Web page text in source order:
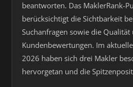
beantworten. Das MaklerRank-
berücksichtigt die Sichtbarkeit
Suchanfragen sowie die Qualität
Kundenbewertungen. Im
2026 haben sich drei Makler
hervorgetan und die